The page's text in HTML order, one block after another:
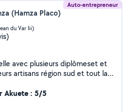
Auto-entrepreneur
(Hamza Placo)
du Var Iii)
et
isolation, posée des
joint, peinture intérieur
Akuete : 5/5